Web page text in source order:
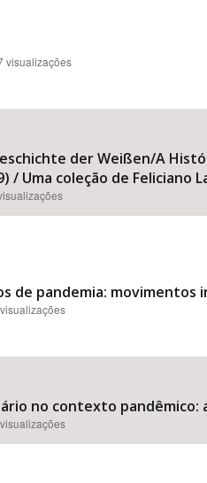
visualizações
der Weißen/A
/ Uma coleção de Feliciano
de pandemia: movimentos
no contexto pandêmico: